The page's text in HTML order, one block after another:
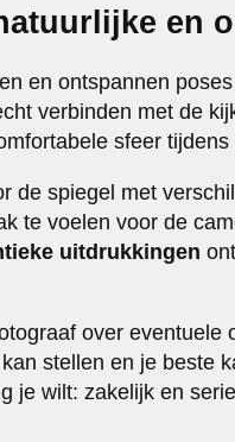
en
en ontspannen
verbinden met de
sfeer tijdens
de spiegel met
te voelen voor de
uitdrukkingen
over
stellen en je beste
je wilt: zakelijk en